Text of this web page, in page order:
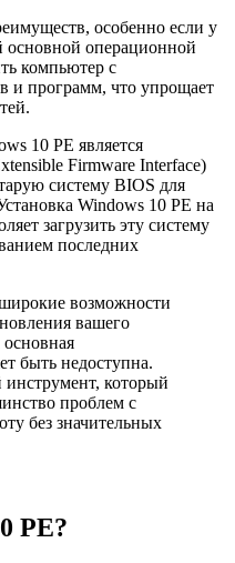
особенно если у
основной операционной
компьютер с
и программ, что упрощает
10 PE является
Firmware Interface)
систему BIOS для
Windows 10 PE на
загрузить эту систему
последних
возможности
вашего
быть недоступна.
который
проблем с
без значительных
PE?